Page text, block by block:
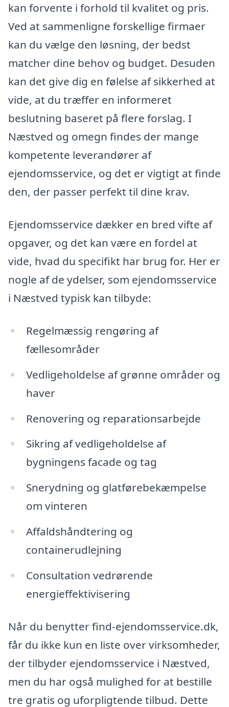
kan forvente i forhold til kvalitet og pris.
Ved at sammenligne forskellige firmaer
kan du vælge den løsning, der bedst
matcher dine behov og budget. Desuden
kan det give dig en følelse af sikkerhed at
vide, at du træffer en informeret
beslutning baseret på flere forslag. I
Næstved og omegn findes der mange
kompetente leverandører af
ejendomsservice, og det er vigtigt at finde
den, der passer perfekt til dine krav.
Ejendomsservice dækker en bred vifte af
opgaver, og det kan være en fordel at
vide, hvad du specifikt har brug for. Her er
nogle af de ydelser, som ejendomsservice
i Næstved typisk kan tilbyde:
Regelmæssig rengøring af
fællesområder
Vedligeholdelse af grønne områder og
haver
Renovering og reparationsarbejde
Sikring af vedligeholdelse af
bygningens facade og tag
Snerydning og glatførebekæmpelse
om vinteren
Affaldshåndtering og
containerudlejning
Consultation vedrørende
energieffektivisering
Når du benytter find-ejendomsservice.dk,
får du ikke kun en liste over virksomheder,
der tilbyder ejendomsservice i Næstved,
men du har også mulighed for at bestille
tre gratis og uforpligtende tilbud. Dette